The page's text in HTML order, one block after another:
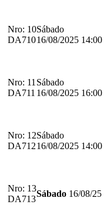
Nro: 10
DA710
Sábado
16/08/2025 14:00
Nro: 11
DA711
Sábado
16/08/2025 16:00
Nro: 12
DA712
Sábado
16/08/2025 14:00
Nro: 13
DA713
Sábado 16/08/25